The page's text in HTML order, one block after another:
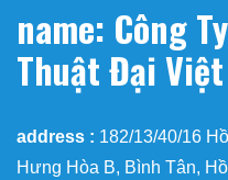
name: Công
Thuật Đại Việt
address : 182/13/40/16
Hưng Hòa B, Bình Tân,